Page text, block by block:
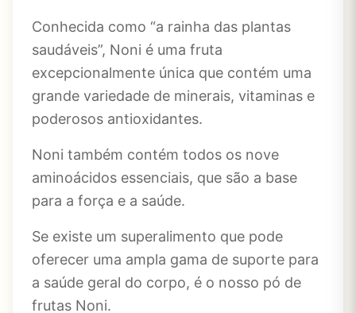
Conhecida como “a rainha das plantas
saudáveis”, Noni é uma fruta
excepcionalmente única que contém uma
grande variedade de minerais, vitaminas e
poderosos antioxidantes.
Noni também contém todos os nove
aminoácidos essenciais, que são a base
para a força e a saúde.
Se existe um superalimento que pode
oferecer uma ampla gama de suporte para
a saúde geral do corpo, é o nosso pó de
frutas Noni.